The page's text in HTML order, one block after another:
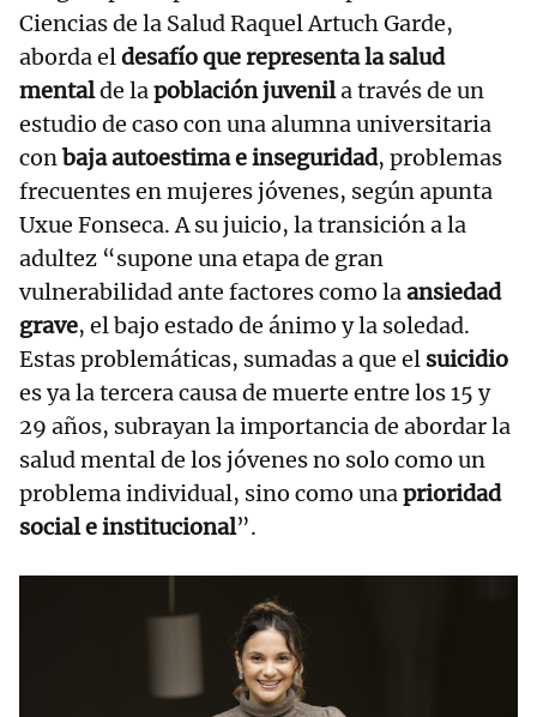
Ciencias de la Salud Raquel Artuch Garde,
aborda eldesafío que representa la salud
mentalde lapoblación juvenila través de un
estudio de caso con una alumna universitaria
conbaja autoestima e inseguridad, problemas
frecuentes en mujeres jóvenes, según apunta
Uxue Fonseca. A su juicio, la transición a la
adultez “supone una etapa de gran
vulnerabilidad ante factores como laansiedad
grave, el bajo estado de ánimo y la soledad.
Estas problemáticas, sumadas a que el suicidio
es ya la tercera causa de muerte entre los 15 y
29 años, subrayan la importancia de abordar la
salud mental de los jóvenes no solo como un
problema individual, sino como unaprioridad
social e institucional”.